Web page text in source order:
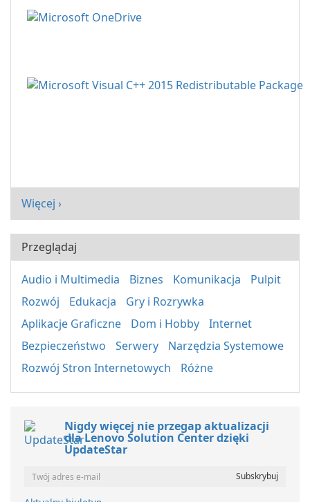
Więcej ›
Przeglądaj
Audio i Multimedia Biznes Komunikacja
Pulpit
Rozwój
Edukacja
Gry i Rozrywka
Aplikacje Graficzne
Dom i Hobby
Internet
Bezpieczeństwo
Serwery
Narzędzia Systemowe
Rozwój Stron Internetowych
Różne
Nigdy więcej nie przegap aktualizacji
dla Lenovo Solution Center dzięki
UpdateStar